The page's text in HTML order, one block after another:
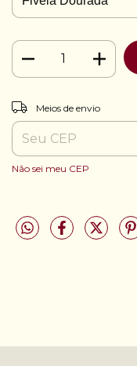
Entregas para o CEP:
Meios de envio
Não sei meu CEP